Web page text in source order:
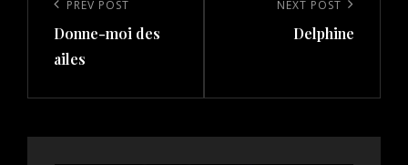
navigation
Previous
Post
PREV POST
Donne-moi des
ailes
NEXT POST
Delphine